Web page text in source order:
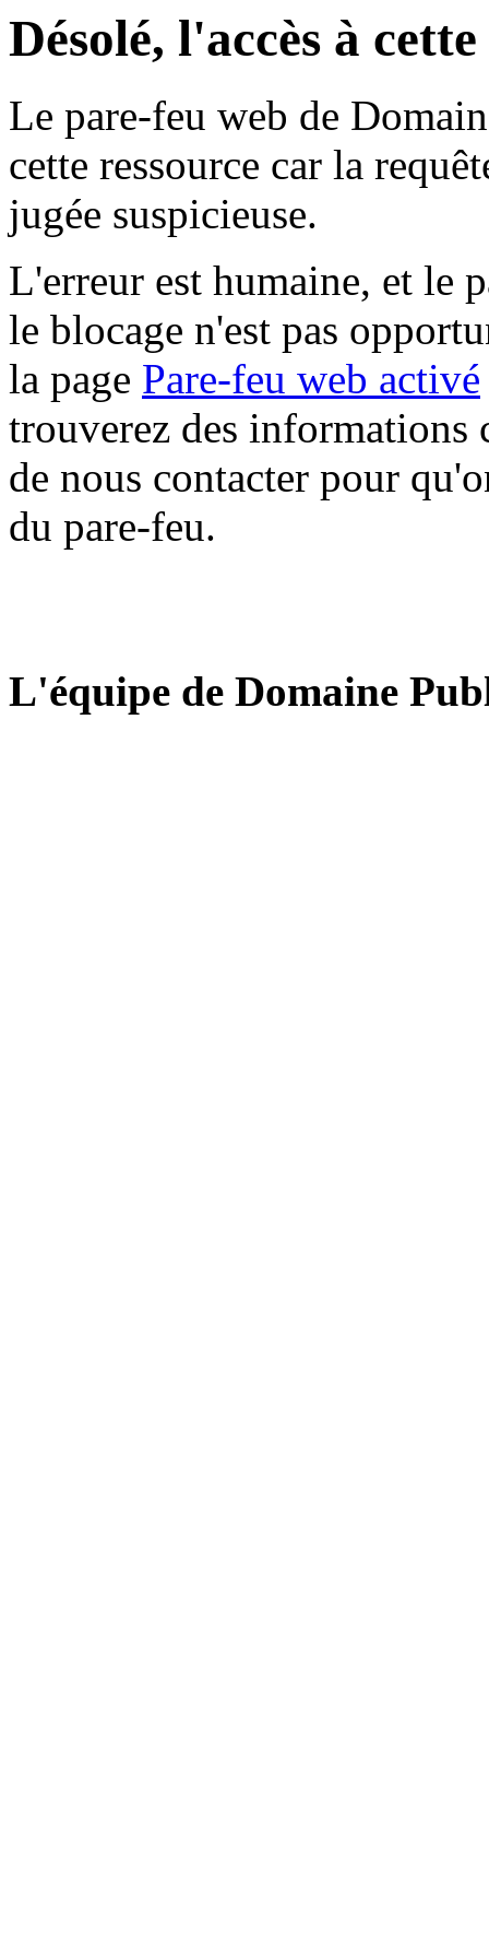
Désolé, l'accès à
Le pare-feu web de
cette ressource car la
jugée suspicieuse.
L'erreur est humaine, et le
le blocage n'est pas
la page Pare-feu web activé
trouverez des informations
de nous contacter pour
du pare-feu.
L'équipe de Domaine